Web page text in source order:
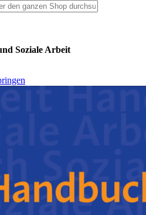
Soziale Arbeit